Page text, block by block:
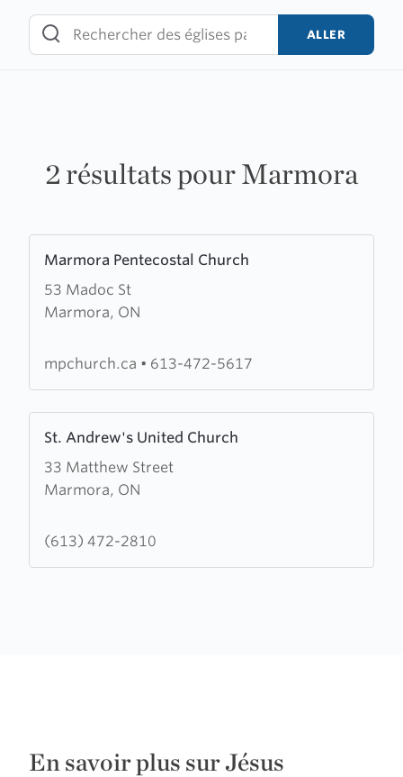
content
ALLER
2 résultats pour Marmora
Marmora Pentecostal Church
53 Madoc St
Marmora, ON
more
about
Marmora
Church
mpchurch.ca • 613-472-5617
St. Andrew's United Church
33 Matthew Street
Marmora, ON
more
about
St.
United
(613) 472-2810
En savoir plus sur Jésus